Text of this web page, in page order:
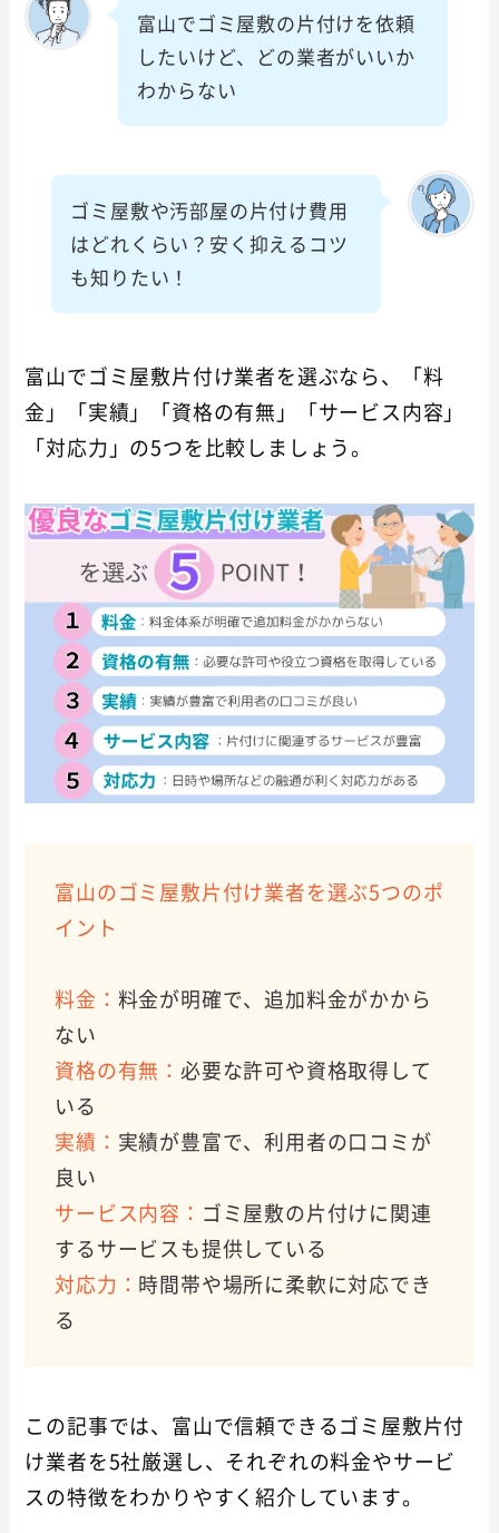
富山でゴミ屋敷の片付けを依頼
したいけど、どの業者がいいか
わからない
ゴミ屋敷や汚部屋の片付け費用
はどれくらい？安く抑えるコツ
も知りたい！
富山でゴミ屋敷片付け業者を選ぶなら、「料
金」「実績」「資格の有無」「サービス内容」
「対応力」の5つを比較しましょう。
富山のゴミ屋敷片付け業者を選ぶ5つのポ
イント
料金： 料金が明確で、追加料金がかから
ない
資格の有無：必要な許可や資格取得して
いる
実績： 実績が豊富で、利用者の口コミが
良い
サービス内容： ゴミ屋敷の片付けに関連
するサービスも提供している
対応力： 時間帯や場所に柔軟に対応でき
る
この記事では、富山で信頼できるゴミ屋敷片付
け業者を5社厳選し、それぞれの料金やサービ
スの特徴をわかりやすく紹介しています。